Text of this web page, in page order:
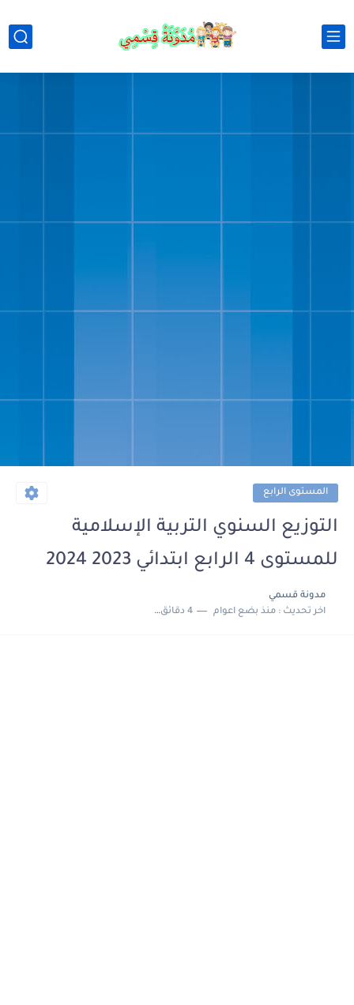
المستوى الرابع
التوزيع السنوي التربية الإسلامية
للمستوى 4 الرابع ابتدائي 2023 2024
مدونة قسمي
اخر تحديث :منذ بضع اعوام 4 دقائق للقراءة